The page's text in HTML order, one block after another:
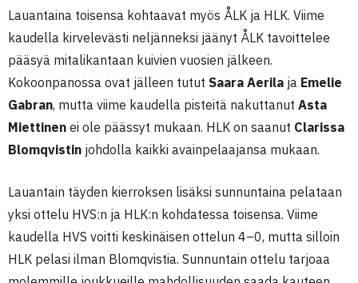
Lauantaina toisensa kohtaavat myös ÅLK ja HLK. Viime
kaudella kirvelevästi neljänneksi jäänyt ÅLK tavoittelee
pääsyä mitalikantaan kuivien vuosien jälkeen.
Kokoonpanossa ovat jälleen tutut Saara Aerila ja Emelie
Gabran, mutta viime kaudella pisteitä nakuttanut Asta
Miettinen ei ole päässyt mukaan. HLK on saanut Clarissa
Blomqvistin johdolla kaikki avainpelaajansa mukaan.
Lauantain täyden kierroksen lisäksi sunnuntaina pelataan
yksi ottelu HVS:n ja HLK:n kohdatessa toisensa. Viime
kaudella HVS voitti keskinäisen ottelun 4–0, mutta silloin
HLK pelasi ilman Blomqvistia. Sunnuntain ottelu tarjoaa